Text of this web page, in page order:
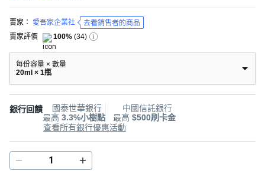
賣家： 愛吾家企業社
去看銷售者的商品
賣家評價
100% (34)
每份容量 × 數量
20ml × 1瓶
銀行回饋
國泰世華銀行
最高 3.3%小樹點
中國信託銀行
最高 $500刷卡金
查看所有銀行優惠活動